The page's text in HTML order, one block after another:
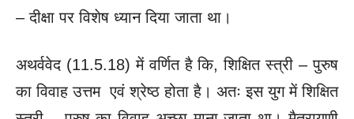
– दीक्षा पर विशेष ध्यान दिया जाता था।
अथर्ववेद (11.5.18) में वर्णित है कि, शिक्षित स्त्री – पुरुष
का विवाह उत्तम एवं श्रेष्ठ होता है। अतः इस युग में शिक्षित